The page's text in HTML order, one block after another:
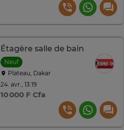
Étagère salle de bain
Neuf
Plateau, Dakar
24. avr., 13:19
10 000 F Cfa